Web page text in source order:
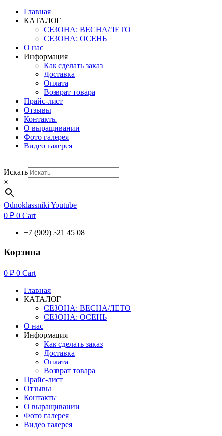
Главная
КАТАЛОГ
СЕЗОНА: ВЕСНА/ЛЕТО
СЕЗОНА: ОСЕНЬ
О нас
Информация
Как сделать заказ
Доставка
Оплата
Возврат товара
Прайс-лист
Отзывы
Контакты
О выращивании
Фото галерея
Видео галерея
Искать
×
OdnoklassnikiYoutube
0 ₽ 0 Cart
+7 (909) 321 45 08
Корзина
0 ₽ 0 Cart
Главная
КАТАЛОГ
СЕЗОНА: ВЕСНА/ЛЕТО
СЕЗОНА: ОСЕНЬ
О нас
Информация
Как сделать заказ
Доставка
Оплата
Возврат товара
Прайс-лист
Отзывы
Контакты
О выращивании
Фото галерея
Видео галерея